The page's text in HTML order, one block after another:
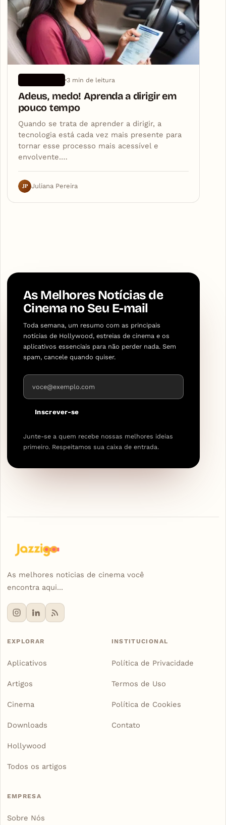
3 min de leitura
Adeus, medo! Aprenda a dirigir em
pouco tempo
Quando se trata de aprender a dirigir, a
tecnologia está cada vez mais presente para
tornar esse processo mais acessível e
envolvente.…
JP Juliana Pereira
As Melhores Notícias de
Cinema no Seu E-mail
Toda semana, um resumo com as principais
notícias de Hollywood, estreias de cinema e os
aplicativos essenciais para não perder nada. Sem
spam, cancele quando quiser.
Endereço de e-mail
Inscrever-se
Junte-se a quem recebe nossas melhores ideias
primeiro. Respeitamos sua caixa de entrada.
As melhores noticias de cinema você
encontra aqui...
EXPLORAR
Aplicativos
Artigos
Cinema
Downloads
Hollywood
Todos os artigos
INSTITUCIONAL
Política de Privacidade
Termos de Uso
Política de Cookies
Contato
EMPRESA
Sobre Nós